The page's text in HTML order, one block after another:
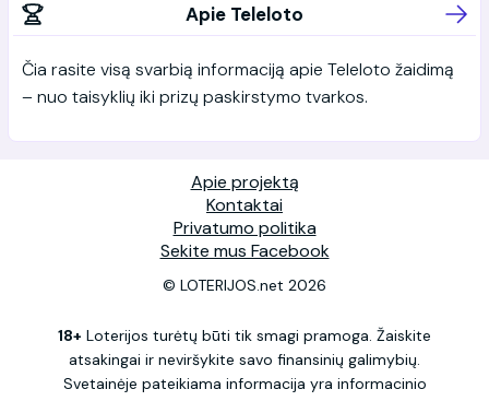
Apie Teleloto
Čia rasite visą svarbią informaciją apie Teleloto žaidimą
– nuo taisyklių iki prizų paskirstymo tvarkos.
Apie projektą
Kontaktai
Privatumo politika
Sekite mus Facebook
© LOTERIJOS.net 2026
18+ Loterijos turėtų būti tik smagi pramoga. Žaiskite
atsakingai ir neviršykite savo finansinių galimybių.
Svetainėje pateikiama informacija yra informacinio